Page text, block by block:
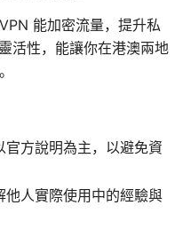
能加密流量，提升私
活性，能讓你在港澳兩地
方說明為主，以避免資
人實際使用中的經驗與